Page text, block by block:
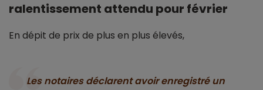
ralentissement attendu pour février
En dépit de prix de plus en plus élevés,
Les notaires déclarent avoir enregistré un